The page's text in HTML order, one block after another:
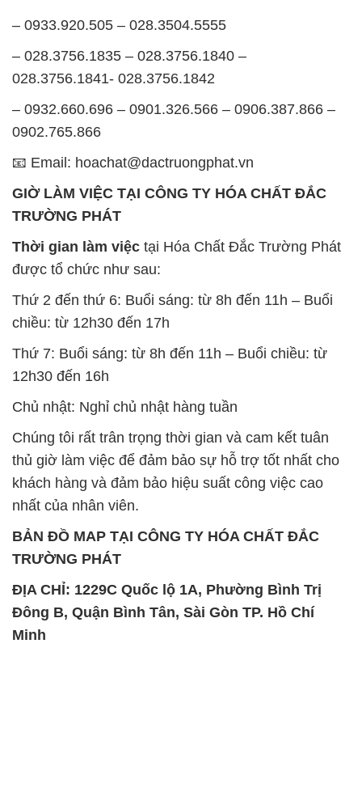
0902.765.866
📧 Email: hoachat@dactruongphat.vn
TRƯỜNG PHÁT
được tổ chức như sau:
Thứ 2 đến thứ 6: Buổi sáng: từ 8h đến 11h – Buổi
chiều: từ 12h30 đến 17h
Thứ 7: Buổi sáng: từ 8h đến 11h – Buổi chiều: từ
12h30 đến 16h
Chủ nhật: Nghỉ chủ nhật hàng tuần
thủ giờ làm việc để đảm bảo sự hỗ trợ tốt nhất cho
khách hàng và đảm bảo hiệu suất công việc cao
nhất của nhân viên.
BẢN ĐỒ MAP TẠI CÔNG TY HÓA CHẤT ĐẮC
TRƯỜNG PHÁT
ĐỊA CHỈ: 1229C Quốc lộ 1A, Phường Bình Trị
Đông B, Quận Bình Tân, Sài Gòn TP. Hồ Chí
Minh